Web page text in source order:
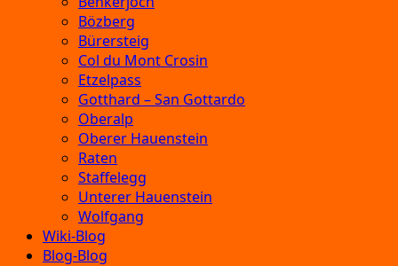
Bözberg
Bürersteig
Col du Mont Crosin
Etzelpass
Gotthard – San Gottardo
Oberalp
Oberer Hauenstein
Raten
Staffelegg
Unterer Hauenstein
Wolfgang
Wiki-Blog
Blog-Blog